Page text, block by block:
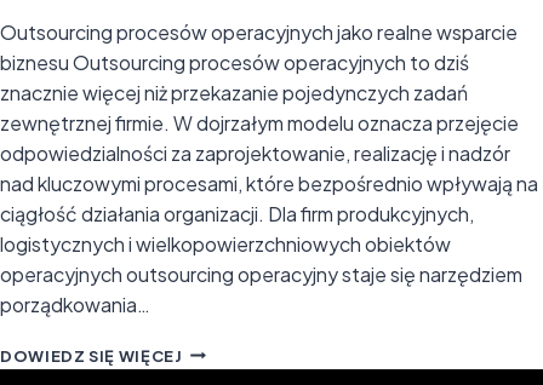
Outsourcing procesów operacyjnych jako realne wsparcie
biznesu Outsourcing procesów operacyjnych to dziś
znacznie więcej niż przekazanie pojedynczych zadań
zewnętrznej firmie. W dojrzałym modelu oznacza przejęcie
odpowiedzialności za zaprojektowanie, realizację i nadzór
nad kluczowymi procesami, które bezpośrednio wpływają na
ciągłość działania organizacji. Dla firm produkcyjnych,
logistycznych i wielkopowierzchniowych obiektów
operacyjnych outsourcing operacyjny staje się narzędziem
porządkowania…
DOWIEDZ SIĘ WIĘCEJ OUTSOURCING
PROCESÓW